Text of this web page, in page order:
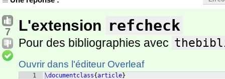
7 L'extension refcheck
Pour des bibliographies avec
Ouvrir dans l'éditeur Overleaf
1
\documentclass{article}